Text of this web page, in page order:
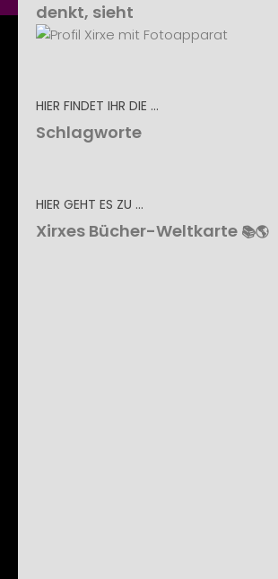
denkt, sieht
HIER FINDET IHR DIE …
Schlagworte
HIER GEHT ES ZU …
Xirxes Bücher-Weltkarte 📚🌎